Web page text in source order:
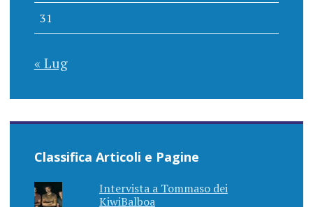
31
« Lug
Classifica Articoli e Pagine
Intervista a Tommaso dei
KiwiBalboa